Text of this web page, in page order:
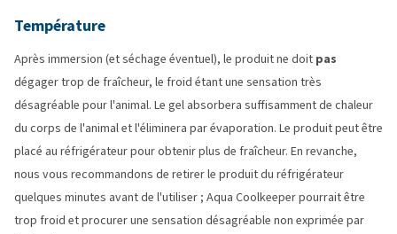
Température
Après immersion (et séchage éventuel), le produit ne doit pas
dégager trop de fraîcheur, le froid étant une sensation très
désagréable pour l'animal. Le gel absorbera suffisamment de chaleur
du corps de l'animal et l'éliminera par évaporation. Le produit peut être
placé au réfrigérateur pour obtenir plus de fraîcheur. En revanche,
nous vous recommandons de retirer le produit du réfrigérateur
quelques minutes avant de l'utiliser ; Aqua Coolkeeper pourrait être
trop froid et procurer une sensation désagréable non exprimée par